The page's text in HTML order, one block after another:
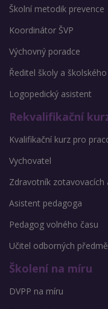
Školní metodik prevence
Koordinátor ŠVP
Výchovný poradce
Ředitel školy a
Logopedický asistent
Rekvalifikační
Kvalifikační kurz pro
Vychovatel
Zdravotník zotavovacích
Asistent pedagoga
Pedagog volného času
Učitel odborných
Školení na míru
DVPP na míru